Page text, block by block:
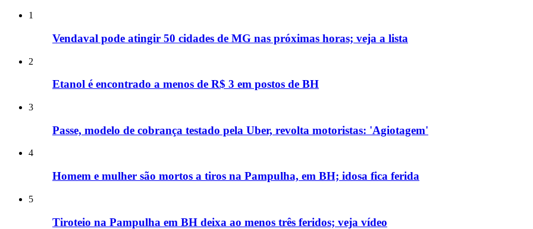
1
Vendaval pode atingir 50 cidades de MG nas próximas horas; veja a lista
2
Etanol é encontrado a menos de R$ 3 em postos de BH
3
Passe, modelo de cobrança testado pela Uber, revolta motoristas: 'Agiotagem'
4
Homem e mulher são mortos a tiros na Pampulha, em BH; idosa fica ferida
5
Tiroteio na Pampulha em BH deixa ao menos três feridos; veja vídeo